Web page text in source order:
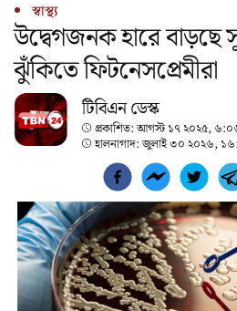
স্বাস্থ্য
উদ্বেগজনক হারে বাড়ছে
ঝুঁকিতে ফিটনেসপ্রেমীরা
টিবিএন ডেস্ক
প্রকাশিত:আগস্ট ১৭ ২০২৫,
হালনাগাদ:জুলাই ৩০ ২০২৬,